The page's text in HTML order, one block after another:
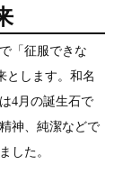
「征服できな
とします。和名
4月の誕生石で
神、純潔などで
した。